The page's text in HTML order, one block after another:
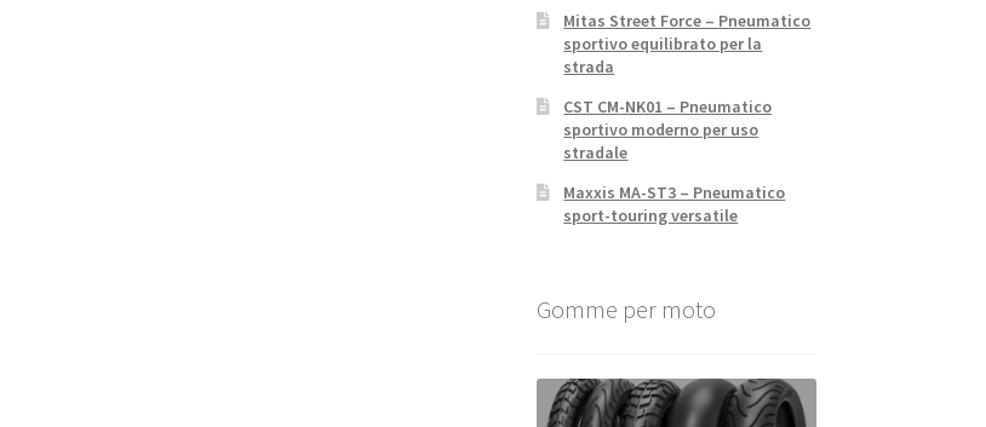
Mitas Street Force – Pneumatico
sportivo equilibrato per la
strada
CST CM-NK01 – Pneumatico
sportivo moderno per uso
stradale
Maxxis MA-ST3 – Pneumatico
sport-touring versatile
Gomme per moto